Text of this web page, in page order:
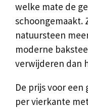
welke mate de
schoongemaakt.
natuursteen
moderne
verwijderen dan
De prijs voor
per vierkante